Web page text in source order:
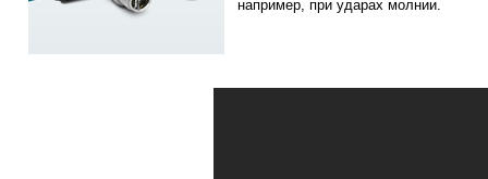
например, при ударах молнии.